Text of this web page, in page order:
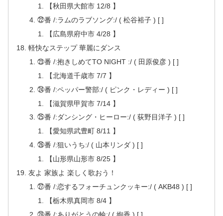
【秋田県大館市 12/8 】
㉒番 /:ラムのラブソング:/ ( 松谷裕子 ) [ ]
【広島県府中市 4/28 】
軽快なステップ 華麗にダンス
㉓番 /:抱きしめてTO NIGHT :/ ( 田原俊彦 ) [ ]
【北海道千歳市 7/7 】
㉔番 /:ペッパー警部:/ ( ピンク・レディー ) [ ]
【滋賀県甲賀市 7/14 】
㉕番 /:ダンシング・ヒーロー:/ ( 荻野目洋子 ) [ ]
【愛知県武豊町 8/11 】
㉖番 /:狙いうち:/ ( 山本リンダ ) [ ]
【山形県山形市 8/25 】
友よ 家族よ 楽しく歌おう！
㉗番 /:恋するフォーチュンクッキー:/ ( AKB48 ) [ ]
【栃木県真岡市 8/4 】
㉘番 /:ありがとうの輪:/ ( 絢香 ) [ ]